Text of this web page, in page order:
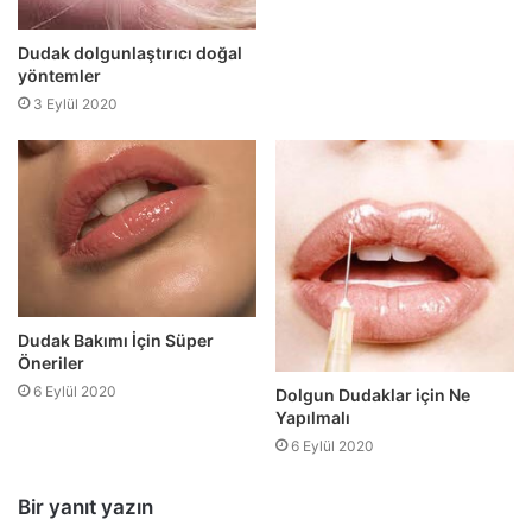
Dudak dolgunlaştırıcı doğal
yöntemler
3 Eylül 2020
Dudak Bakımı İçin Süper
Öneriler
6 Eylül 2020
Dolgun Dudaklar için Ne
Yapılmalı
6 Eylül 2020
Bir yanıt yazın